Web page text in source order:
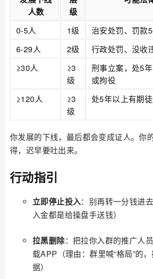
人数
级
0-5人 1级
治安处罚、罚款
6-29人
2级
行政处罚、没收
≥30人
≥3
级
刑事立案，处5
或拘役
≥120人
≥3
级
处5年以上有期
你发展的下线，最后都会变成证人。你
得，迟早要吐出来。
行动指引
立即停止投入：别再转一分钱进
入金都是给操盘手送钱）
拉黑删除：把拉你入群的推广人
载APP（理由：群里喊“格局”的
据）